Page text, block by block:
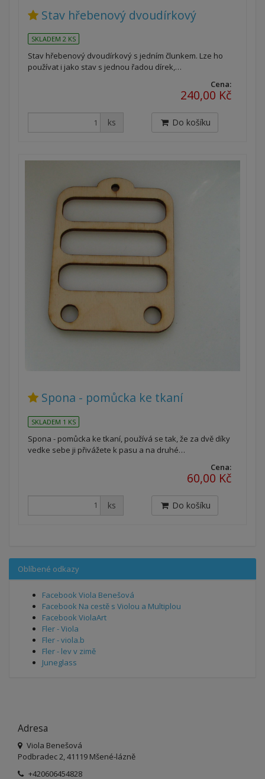
Stav hřebenový dvoudírkový
SKLADEM 2 KS
Stav hřebenový dvoudírkový s jedním člunkem. Lze ho
používat i jako stav s jednou řadou dírek,…
Cena:
240,00 Kč
ks Do košíku
Spona - pomůcka ke tkaní
SKLADEM 1 KS
Spona - pomůcka ke tkaní, používá se tak, že za dvě díky
vedke sebe ji přivážete k pasu a na druhé…
Cena:
60,00 Kč
ks Do košíku
Oblíbené odkazy
Facebook Viola Benešová
Facebook Na cestě s Violou a Multiplou
Facebook ViolaArt
Fler - Viola
Fler - viola.b
Fler - lev v zimě
Juneglass
Adresa
Viola Benešová
Podbradec 2, 41119 Mšené-lázně
+420606454828